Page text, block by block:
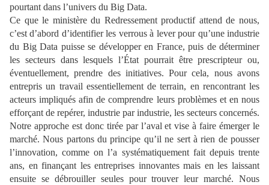
pourtant dans l’univers du Big Data.
Ce que le ministère du Redressement productif attend de nous,
c’est d’abord d’identifier les verrous à lever pour qu’une industrie
du Big Data puisse se développer en France, puis de déterminer
les secteurs dans lesquels l’État pourrait être prescripteur ou,
éventuellement, prendre des initiatives. Pour cela, nous avons
entrepris un travail essentiellement de terrain, en rencontrant les
acteurs impliqués afin de comprendre leurs problèmes et en nous
efforçant de repérer, industrie par industrie, les secteurs concernés.
Notre approche est donc tirée par l’aval et vise à faire émerger le
marché. Nous partons du principe qu’il ne sert à rien de pousser
l’innovation, comme on l’a systématiquement fait depuis trente
ans, en finançant les entreprises innovantes mais en les laissant
ensuite se débrouiller seules pour trouver leur marché. Nous